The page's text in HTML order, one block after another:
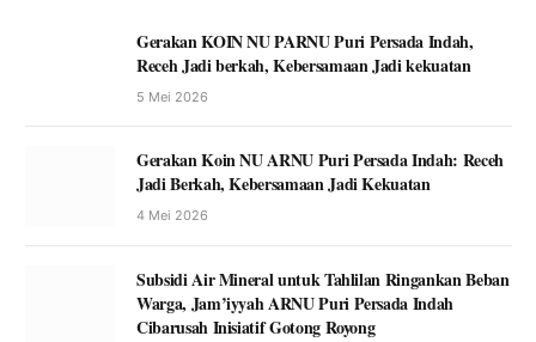
Gerakan KOIN NU PARNU Puri Persada Indah,
Receh Jadi berkah, Kebersamaan Jadi kekuatan
5 Mei 2026
Gerakan Koin NU ARNU Puri Persada Indah: Receh
Jadi Berkah, Kebersamaan Jadi Kekuatan
4 Mei 2026
Subsidi Air Mineral untuk Tahlilan Ringankan Beban
Warga, Jam’iyyah ARNU Puri Persada Indah
Cibarusah Inisiatif Gotong Royong